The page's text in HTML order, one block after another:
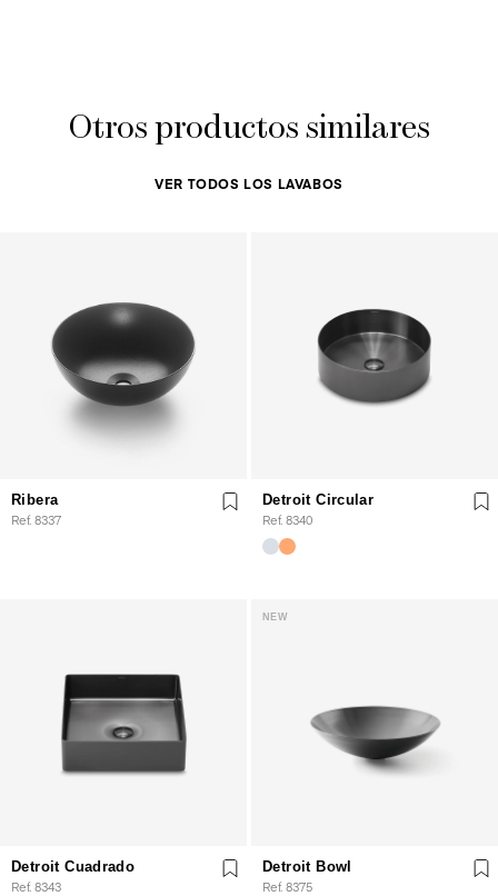
Otros productos similares
VER TODOS LOS LAVABOS
Ribera
Ref. 8337
Detroit Circular
Ref. 8340
Detroit Cuadrado
Ref. 8343
NEW
Detroit Bowl
Ref. 8375